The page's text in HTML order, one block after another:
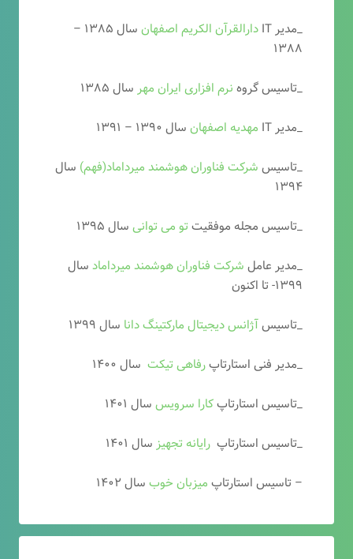
_مدیر IT
دارالقرآن الکریم اصفهان
سال ۱۳۸۵ –
۱۳۸۸
_تاسیس گروه نرم افزاری ایران مهر سال ۱۳۸۵
_مدیر IT
مهدیه اصفهان سال ۱۳۹۰ – ۱۳۹۱
_تاسیس شرکت فناوران هوشمند میرداماد(فهم) سال
۱۳۹۴
_تاسیس مجله موفقیتتو می توانی سال ۱۳۹۵
_مدیر عامل شرکت فناوران هوشمند میرداماد سال
۱۳۹۹- تا اکنون
_تاسیسآژانس دیجیتال مارکتینگ دانا سال ۱۳۹۹
_مدیر فنی استارتاپرفاهی تیکت سال ۱۴۰۰
_تاسیس استارتاپکارا سرویس سال ۱۴۰۱
_تاسیس استارتاپ رایانه تجهیز سال ۱۴۰۱
– تاسیس استارتاپ میزبان خوب سال ۱۴۰۲